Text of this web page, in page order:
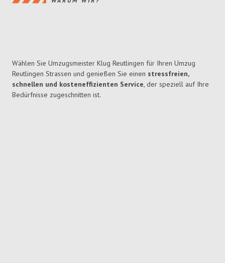
Wählen Sie Umzugsmeister Klug Reutlingen für Ihren Umzug
Reutlingen Strassen und genießen Sie einen stressfreien,
schnellen und kosteneffizienten Service, der speziell auf Ihre
Bedürfnisse zugeschnitten ist.